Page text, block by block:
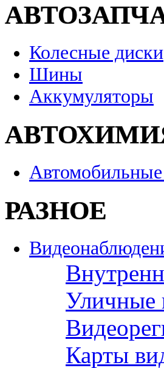
Колесные диски
Шины
Аккумуляторы
Автомобильные
РАЗНОЕ
Уличные
Карты